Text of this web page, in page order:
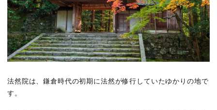
法然院は、鎌倉時代の初期に法然が修行していたゆかりの地で
す。